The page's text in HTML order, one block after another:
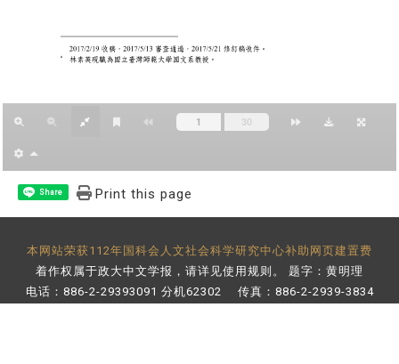
Share Print this page
本网站荣获112年国科会人文社会科学研究中心补助网页建置费
着作权属于政大中文学报，请详见使用规则 。 题字：黄明理
电话：886-2-29393091 分机62302 传真：886-2-2939-3834